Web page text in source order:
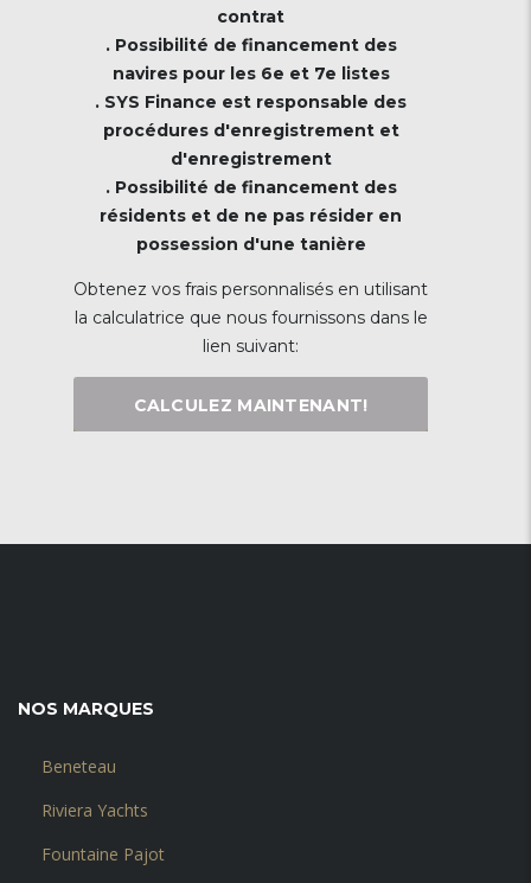
contrat
. Possibilité de financement des
navires pour les 6e et 7e listes
. SYS Finance est responsable des
procédures d'enregistrement et
d'enregistrement
. Possibilité de financement des
résidents et de ne pas résider en
possession d'une tanière
Obtenez vos frais personnalisés en utilisant
la calculatrice que nous fournissons dans le
lien suivant:
CALCULEZ MAINTENANT!
NOS MARQUES
Beneteau
Riviera Yachts
Fountaine Pajot